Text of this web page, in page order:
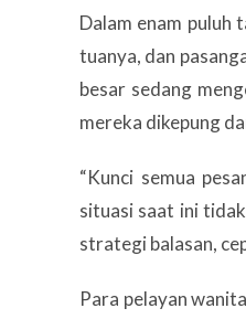
Dalam enam puluh
tuanya, dan
besar sedang
mereka dikepung
“Kunci semua
situasi saat ini
strategi balasan,
Para pelayan